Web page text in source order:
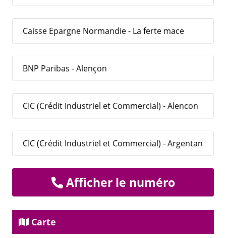
Caisse Epargne Normandie - La ferte mace
BNP Paribas - Alençon
CIC (Crédit Industriel et Commercial) - Alencon
CIC (Crédit Industriel et Commercial) - Argentan
Afficher le numéro
Carte